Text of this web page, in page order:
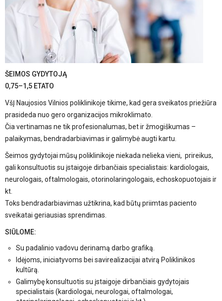
ŠEIMOS GYDYTOJĄ
0,75–1,5 ETATO
VšĮ Naujosios Vilnios poliklinikoje tikime, kad gera sveikatos priežiūra
prasideda nuo gero organizacijos mikroklimato.
Čia vertinamas ne tik profesionalumas, bet ir žmogiškumas –
palaikymas, bendradarbiavimas ir galimybė augti kartu.
Šeimos gydytojai mūsų poliklinikoje niekada nelieka vieni, prireikus,
gali konsultuotis su įstaigoje dirbančiais specialistais: kardiologais,
neurologais, oftalmologais, otorinolaringologais, echoskopuotojais ir
kt.
Toks bendradarbiavimas užtikrina, kad būtų priimtas paciento
sveikatai geriausias sprendimas.
SIŪLOME:
Su padalinio vadovu derinamą darbo grafiką.
Idėjoms, iniciatyvoms bei savirealizacijai atvirą Poliklinikos
kultūrą.
Galimybę konsultuotis su įstaigoje dirbančiais gydytojais
specialistais (kardiologai, neurologai, oftalmologai,